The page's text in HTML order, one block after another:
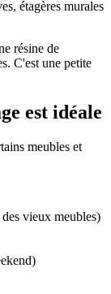
étagères murales
résine de
C'est une petite
est idéale
meubles et
vieux meubles)